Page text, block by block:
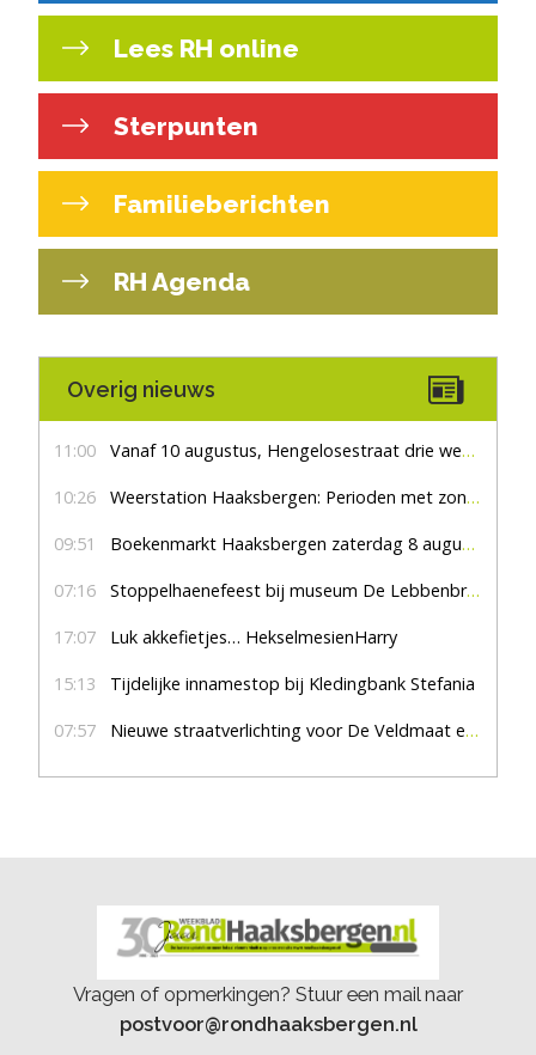
Lees RH online
Sterpunten
Familieberichten
RH Agenda
Overig nieuws
11:00 Vanaf 10 augustus, Hengelosestraat drie weken dicht voor doorgaand verkeer
10:26 Weerstation Haaksbergen: Perioden met zon en droog
09:51 Boekenmarkt Haaksbergen zaterdag 8 augustus, marktplein Haaksbergen
07:16 Stoppelhaenefeest bij museum De Lebbenbrugge
17:07 Luk akkefietjes… HekselmesienHarry
15:13 Tijdelijke innamestop bij Kledingbank Stefania
07:57 Nieuwe straatverlichting voor De Veldmaat en De Pas
Vragen of opmerkingen? Stuur een mail naar
postvoor@rondhaaksbergen.nl